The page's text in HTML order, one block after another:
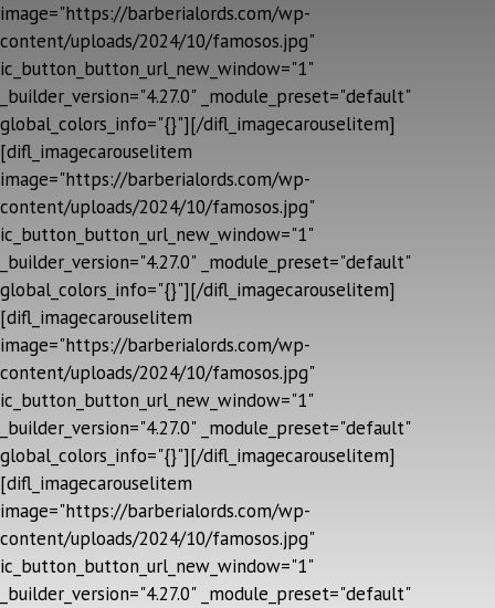
image="https://barberialords.com/wp-
content/uploads/2024/10/famosos.jpg"
ic_button_button_url_new_window="1"
_builder_version="4.27.0" _module_preset="default"
global_colors_info="{}"][/difl_imagecarouselitem]
[difl_imagecarouselitem
image="https://barberialords.com/wp-
content/uploads/2024/10/famosos.jpg"
ic_button_button_url_new_window="1"
_builder_version="4.27.0" _module_preset="default"
global_colors_info="{}"][/difl_imagecarouselitem]
[difl_imagecarouselitem
image="https://barberialords.com/wp-
content/uploads/2024/10/famosos.jpg"
ic_button_button_url_new_window="1"
_builder_version="4.27.0" _module_preset="default"
global_colors_info="{}"][/difl_imagecarouselitem]
[difl_imagecarouselitem
image="https://barberialords.com/wp-
content/uploads/2024/10/famosos.jpg"
ic_button_button_url_new_window="1"
_builder_version="4.27.0" _module_preset="default"